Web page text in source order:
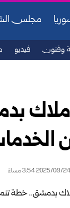
مجلس
وفنون فيديو